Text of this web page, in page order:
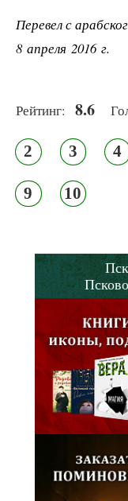
Перевел с
8 апреля 2016 г.
Рейтинг: 8.6
2 3 4
9 10